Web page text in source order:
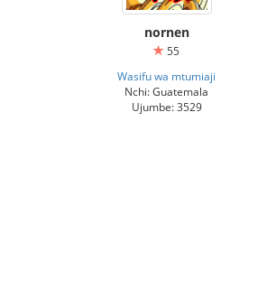
nornen
55
Wasifu wa mtumiaji
Nchi: Guatemala
Ujumbe: 3529